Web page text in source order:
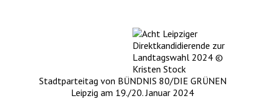
Stadtparteitag von BÜNDNIS 80/DIE GRÜNEN
Leipzig am 19./20. Januar 2024